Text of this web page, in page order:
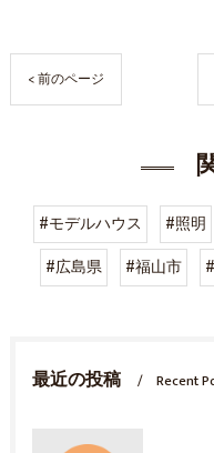
< 前のページ
#モデルハウス #照明
#広島県
#福山市
最近の投稿 Recent